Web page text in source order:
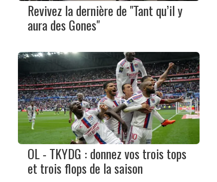
Revivez la dernière de "Tant qu’il y
aura des Gones"
OL - TKYDG : donnez vos trois tops
et trois flops de la saison